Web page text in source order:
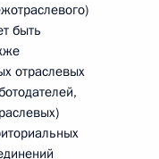
быть
отраслевых